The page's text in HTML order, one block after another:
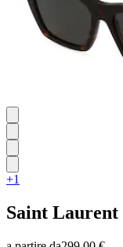
+1
Saint Laurent